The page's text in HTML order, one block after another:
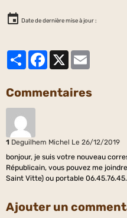
Date de dernière mise à jour :
PartagerFacebook
Commentaires
1 Deguilhem Michel Le 26/12/2019
bonjour, je suis votre nouveau
Républicain, vous pouvez me
Saint Vitte) ou portable
Ajouter un